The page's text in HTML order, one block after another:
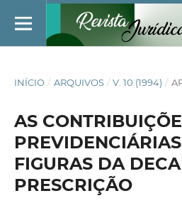
INÍCIO / ARQUIVOS / V. 10 (1994) /
AS
FIGURAS DA
PRESCRIÇÃO